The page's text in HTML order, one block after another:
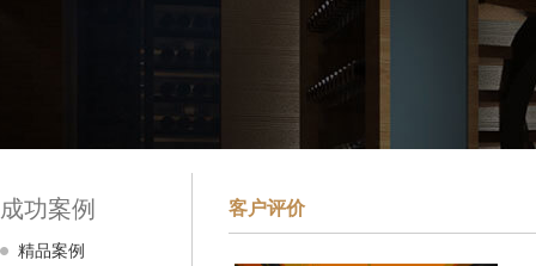
成功案例
精品案例
客户评价